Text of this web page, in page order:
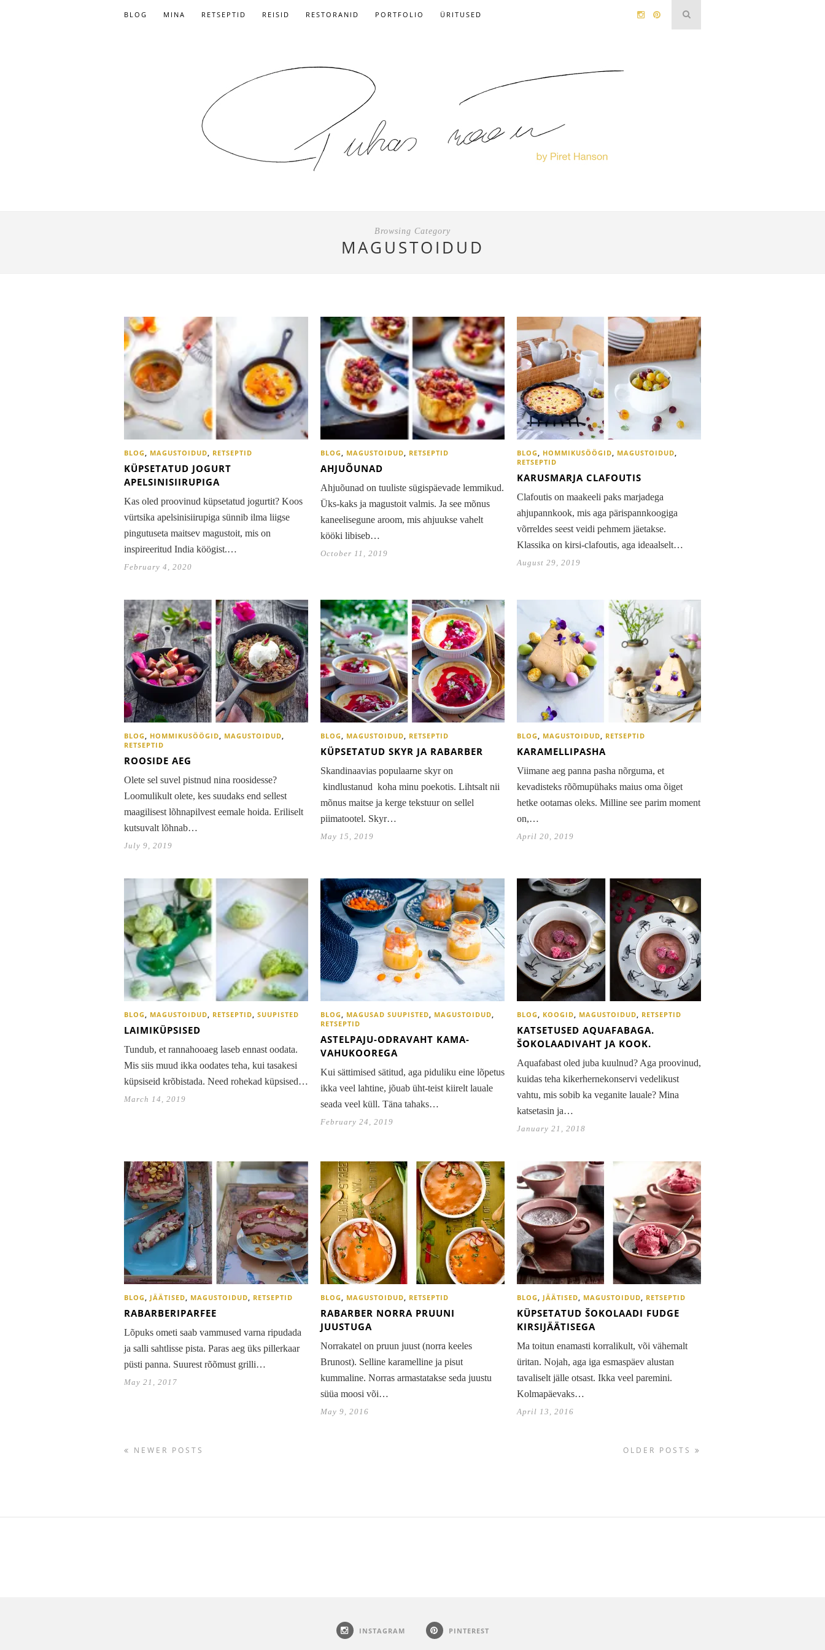
BLOG MINA RETSEPTID REISID RESTORANID PORTFOLIO ÜRITUSED
Browsing Category
MAGUSTOIDUD
BLOG, MAGUSTOIDUD, RETSEPTID
KÜPSETATUD JOGURT
APELSINISIIRUPIGA
Kas oled proovinud küpsetatud jogurtit? Koos
vürtsika apelsinisiirupiga sünnib ilma liigse
pingutuseta maitsev magustoit, mis on
inspireeritud India köögist.…
February 4, 2020
BLOG, MAGUSTOIDUD, RETSEPTID
AHJUÕUNAD
Ahjuõunad on tuuliste sügispäevade lemmikud.
Üks-kaks ja magustoit valmis. Ja see mõnus
kaneelisegune aroom, mis ahjuukse vahelt
kööki libiseb…
October 11, 2019
BLOG, HOMMIKUSÖÖGID, MAGUSTOIDUD,
RETSEPTID
KARUSMARJA CLAFOUTIS
Clafoutis on maakeeli paks marjadega
ahjupannkook, mis aga pärispannkoogiga
võrreldes seest veidi pehmem jäetakse.
Klassika on kirsi-clafoutis, aga ideaalselt…
August 29, 2019
BLOG, HOMMIKUSÖÖGID, MAGUSTOIDUD,
RETSEPTID
ROOSIDE AEG
Olete sel suvel pistnud nina roosidesse?
Loomulikult olete, kes suudaks end sellest
maagilisest lõhnapilvest eemale hoida. Eriliselt
kutsuvalt lõhnab…
July 9, 2019
BLOG, MAGUSTOIDUD, RETSEPTID
KÜPSETATUD SKYR JA RABARBER
Skandinaavias populaarne skyr on
kindlustanud koha minu poekotis. Lihtsalt nii
mõnus maitse ja kerge tekstuur on sellel
piimatootel. Skyr…
May 15, 2019
BLOG, MAGUSTOIDUD, RETSEPTID
KARAMELLIPASHA
Viimane aeg panna pasha nõrguma, et
kevadisteks rõõmupühaks maius oma õiget
hetke ootamas oleks. Milline see parim moment
on,…
April 20, 2019
BLOG, MAGUSTOIDUD, RETSEPTID, SUUPISTED
LAIMIKÜPSISED
Tundub, et rannahooaeg laseb ennast oodata.
Mis siis muud ikka oodates teha, kui tasakesi
küpsiseid krõbistada. Need rohekad küpsised…
March 14, 2019
BLOG, MAGUSAD SUUPISTED, MAGUSTOIDUD,
RETSEPTID
ASTELPAJU-ODRAVAHT KAMA-
VAHUKOOREGA
Kui sättimised sätitud, aga piduliku eine lõpetus
ikka veel lahtine, jõuab üht-teist kiirelt lauale
seada veel küll. Täna tahaks…
February 24, 2019
BLOG, KOOGID, MAGUSTOIDUD, RETSEPTID
KATSETUSED AQUAFABAGA.
ŠOKOLAADIVAHT JA KOOK.
Aquafabast oled juba kuulnud? Aga proovinud,
kuidas teha kikerhernekonservi vedelikust
vahtu, mis sobib ka veganite lauale? Mina
katsetasin ja…
January 21, 2018
BLOG, JÄÄTISED, MAGUSTOIDUD, RETSEPTID
RABARBERIPARFEE
Lõpuks ometi saab vammused varna ripudada
ja salli sahtlisse pista. Paras aeg üks pillerkaar
püsti panna. Suurest rõõmust grilli…
May 21, 2017
BLOG, MAGUSTOIDUD, RETSEPTID
RABARBER NORRA PRUUNI
JUUSTUGA
Norrakatel on pruun juust (norra keeles
Brunost). Selline karamelline ja pisut
kummaline. Norras armastatakse seda juustu
süüa moosi või…
May 9, 2016
BLOG, JÄÄTISED, MAGUSTOIDUD, RETSEPTID
KÜPSETATUD ŠOKOLAADI FUDGE
KIRSIJÄÄTISEGA
Ma toitun enamasti korralikult, või vähemalt
üritan. Nojah, aga iga esmaspäev alustan
tavaliselt jälle otsast. Ikka veel paremini.
Kolmapäevaks…
April 13, 2016
OLDER POSTS
NEWER POSTS
INSTAGRAM PINTEREST